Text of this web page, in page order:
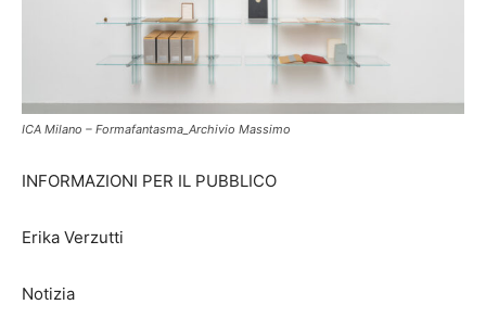
ICA Milano – Formafantasma_Archivio Massimo
INFORMAZIONI PER IL PUBBLICO
Erika Verzutti
Notizia